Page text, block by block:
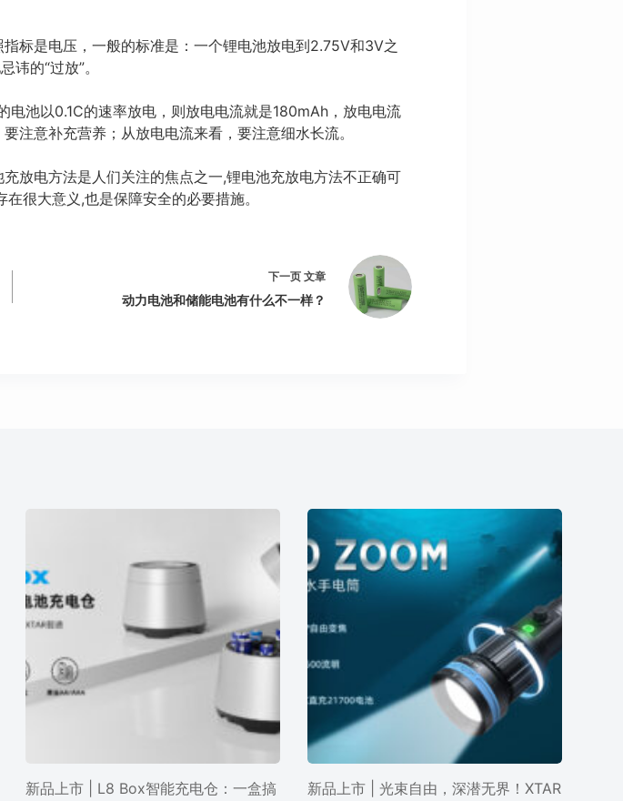
是电压，一般的标准是：一个锂电池放电到2.75V和3V之
的“过放”。
池以0.1C的速率放电，则放电电流就是180mAh，放电电流
注意补充营养；从放电电流来看，要注意细水长流。
电方法是人们关注的焦点之一,锂电池充放电方法不正确可
很大意义,也是保障安全的必要措施。
下一页 文章
动力电池和储能电池有什么不一样？
新品上市 | L8 Box智能充电仓：一盒搞 新品上市 | 光束自由，深潜无界！XTAR